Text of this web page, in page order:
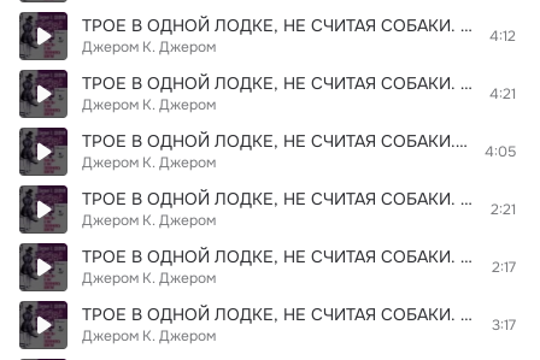
ТРОЕ В ОДНОЙ ЛОДКЕ, НЕ СЧИТАЯ СОБАКИ. Глава 01. Фрагмент 04
Джером К. Джером
4:12
ТРОЕ В ОДНОЙ ЛОДКЕ, НЕ СЧИТАЯ СОБАКИ. Глава 01. Фрагмент 05
Джером К. Джером
4:21
ТРОЕ В ОДНОЙ ЛОДКЕ, НЕ СЧИТАЯ СОБАКИ. Глава 01. Фрагмент 06
Джером К. Джером
4:05
ТРОЕ В ОДНОЙ ЛОДКЕ, НЕ СЧИТАЯ СОБАКИ. Глава 02. Фрагмент 01
Джером К. Джером
2:21
ТРОЕ В ОДНОЙ ЛОДКЕ, НЕ СЧИТАЯ СОБАКИ. Глава 02. Фрагмент 04
Джером К. Джером
2:17
ТРОЕ В ОДНОЙ ЛОДКЕ, НЕ СЧИТАЯ СОБАКИ. Глава 04. Фрагмент 08
Джером К. Джером
3:17